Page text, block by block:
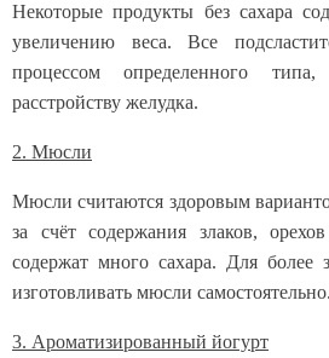
Некоторые продукты без сахара
увеличению веса. Все
процессом определенного
расстройству желудка.
2. Мюсли
Мюсли считаются здоровым
за счёт содержания злаков,
содержат много сахара. Для более
изготовливать мюсли самостоятельно.
3. Ароматизированный йогурт